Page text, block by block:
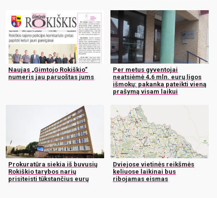
Naujas „Gimtojo Rokiškio“
numeris jau paruoštas jums
Per metus gyventojai
neatsiėmė 4,6 mln. eurų ligos
išmokų: pakanka pateikti vieną
prašymą visam laikui
Prokuratūra siekia iš buvusių
Rokiškio tarybos narių
prisiteisti tūkstančius eurų
Dviejose vietinės reikšmės
keliuose laikinai bus
ribojamas eismas